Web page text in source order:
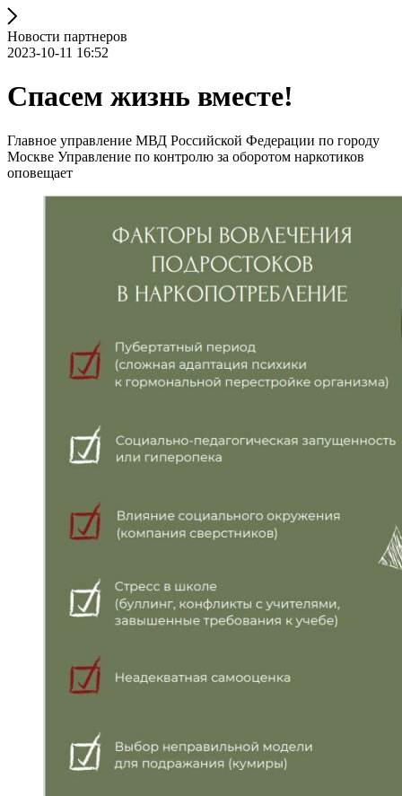
Новости партнеров
2023-10-11 16:52
Спасем жизнь вместе!
Главное управление МВД Российской Федерации по городу
Москве Управление по контролю за оборотом наркотиков
оповещает